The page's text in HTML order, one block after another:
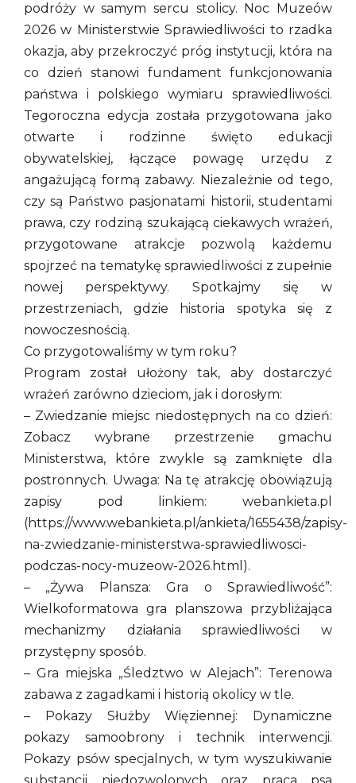
podróży w samym sercu stolicy. Noc Muzeów
2026 w Ministerstwie Sprawiedliwości to rzadka
okazja, aby przekroczyć próg instytucji, która na
co dzień stanowi fundament funkcjonowania
państwa i polskiego wymiaru sprawiedliwości.
Tegoroczna edycja została przygotowana jako
otwarte i rodzinne święto edukacji
obywatelskiej, łączące powagę urzędu z
angażującą formą zabawy. Niezależnie od tego,
czy są Państwo pasjonatami historii, studentami
prawa, czy rodziną szukającą ciekawych wrażeń,
przygotowane atrakcje pozwolą każdemu
spojrzeć na tematykę sprawiedliwości z zupełnie
nowej perspektywy. Spotkajmy się w
przestrzeniach, gdzie historia spotyka się z
nowoczesnością.
Co przygotowaliśmy w tym roku?
Program został ułożony tak, aby dostarczyć
wrażeń zarówno dzieciom, jak i dorosłym:
– Zwiedzanie miejsc niedostępnych na co dzień:
Zobacz wybrane przestrzenie gmachu
Ministerstwa, które zwykle są zamknięte dla
postronnych. Uwaga: Na tę atrakcję obowiązują
zapisy pod linkiem: webankieta.pl
(https://www.webankieta.pl/ankieta/1655438/zapisy-
na-zwiedzanie-ministerstwa-sprawiedliwosci-
podczas-nocy-muzeow-2026.html).
– „Żywa Plansza: Gra o Sprawiedliwość”:
Wielkoformatowa gra planszowa przybliżająca
mechanizmy działania sprawiedliwości w
przystępny sposób.
– Gra miejska „Śledztwo w Alejach”: Terenowa
zabawa z zagadkami i historią okolicy w tle.
– Pokazy Służby Więziennej: Dynamiczne
pokazy samoobrony i technik interwencji.
Pokazy psów specjalnych, w tym wyszukiwanie